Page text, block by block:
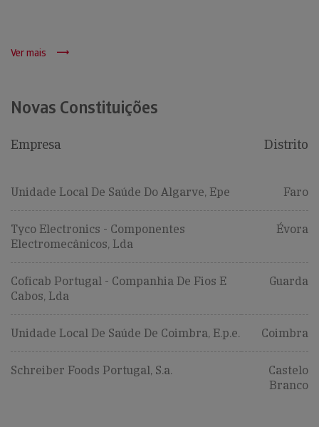
Ver mais
Novas Constituições
Empresa Distrito
Unidade Local De Saúde Do Algarve, Epe Faro
Tyco Electronics - Componentes
Electromecânicos, Lda
Évora
Coficab Portugal - Companhia De Fios E
Cabos, Lda
Guarda
Unidade Local De Saúde De Coimbra, E.p.e. Coimbra
Schreiber Foods Portugal, S.a.
Castelo
Branco